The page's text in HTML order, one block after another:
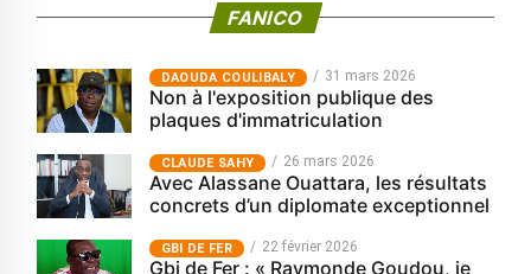
FANICO
‎DAOUDA COULIBALY 31 mars 2026
Non à l'exposition publique des
plaques d'immatriculation
CLAUDE SAHY 26 mars 2026
Avec Alassane Ouattara, les résultats
concrets d’un diplomate exceptionnel
GBI DE FER 22 février 2026
Gbi de Fer : « Raymonde Goudou, je